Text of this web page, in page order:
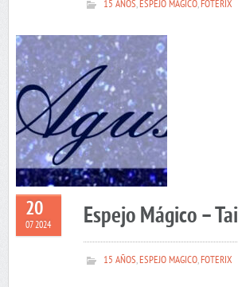
15 AÑOS,ESPEJO MAGICO,FOTERIX
20
07 2024 Espejo Mágico –
15 AÑOS,ESPEJO MAGICO,FOTERIX